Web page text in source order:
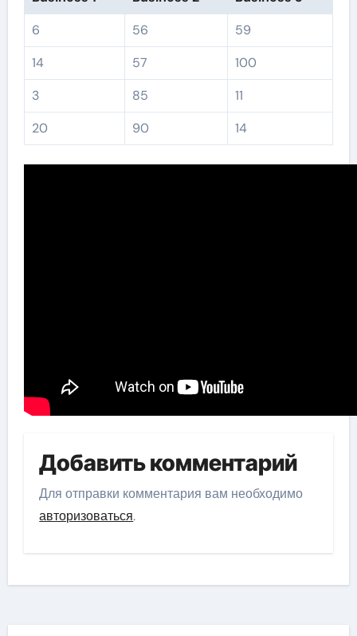
6
56
59
14
57
100
3
85
11
20
90 14
Добавить комментарий
Для отправки комментария вам необходимо
авторизоваться.